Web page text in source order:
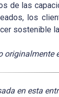
de las
los
sostenible
originalmente
en esta